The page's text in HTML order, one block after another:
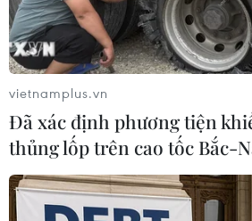
TIN LIÊN QUAN
vietnamplus.vn
Đã xác định phương tiện
thủng lốp trên cao tốc Bắc-